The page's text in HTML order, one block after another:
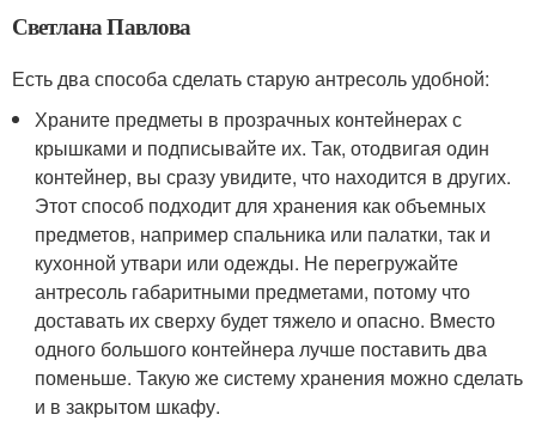
Светлана Павлова
Есть два способа сделать старую антресоль удобной:
Храните предметы в прозрачных контейнерах с
крышками и подписывайте их. Так, отодвигая один
контейнер, вы сразу увидите, что находится в других.
Этот способ подходит для хранения как объемных
предметов, например спальника или палатки, так и
кухонной утвари или одежды. Не перегружайте
антресоль габаритными предметами, потому что
доставать их сверху будет тяжело и опасно. Вместо
одного большого контейнера лучше поставить два
поменьше. Такую же систему хранения можно сделать
и в закрытом шкафу.